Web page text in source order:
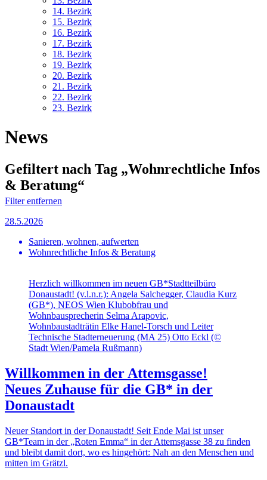
14. Bezirk
15. Bezirk
16. Bezirk
17. Bezirk
18. Bezirk
19. Bezirk
20. Bezirk
21. Bezirk
22. Bezirk
23. Bezirk
News
Gefiltert nach Tag „Wohnrechtliche Infos
& Beratung“
Filter entfernen
28.5.2026
Sanieren, wohnen, aufwerten
Wohnrechtliche Infos & Beratung
Herzlich willkommen im neuen GB*Stadtteilbüro
Donaustadt! (v.l.n.r.): Angela Salchegger, Claudia Kurz
(GB*), NEOS Wien Klubobfrau und
Wohnbausprecherin Selma Arapovic,
Wohnbaustadträtin Elke Hanel-Torsch und Leiter
Technische Stadterneuerung (MA 25) Otto Eckl (©
Stadt Wien/Pamela Rußmann)
Willkommen in der Attemsgasse!
Neues Zuhause für die GB* in der
Donaustadt
Neuer Standort in der Donaustadt! Seit Ende Mai ist unser
GB*Team in der „Roten Emma“ in der Attemsgasse 38 zu finden
und bleibt damit dort, wo es hingehört: Nah an den Menschen und
mitten im Grätzl.